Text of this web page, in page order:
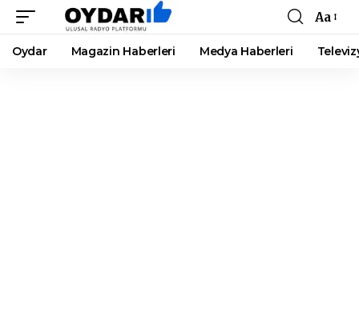
Font
Resizer
Aa
Oydar Magazin Haberleri Medya Haberleri